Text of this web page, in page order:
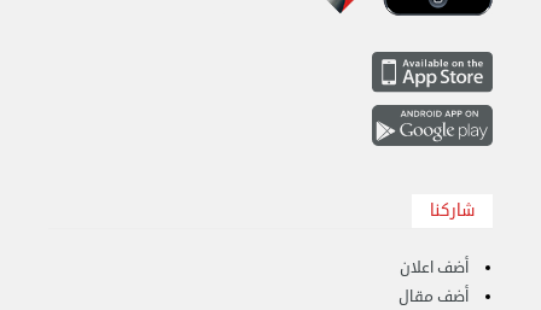
هاف لوري قط أغراض واثاث للمحرقة 65007374 في ...
الأحد 24 سبتمبر 2023 11:10 ص
شاركنا
أضف اعلان
أضف مقال